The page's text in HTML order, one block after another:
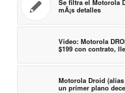
Se filtra el Motorola
mÃ¡s detalles
Video: Motorola
$199 con contrato,
Motorola Droid
un primer plano